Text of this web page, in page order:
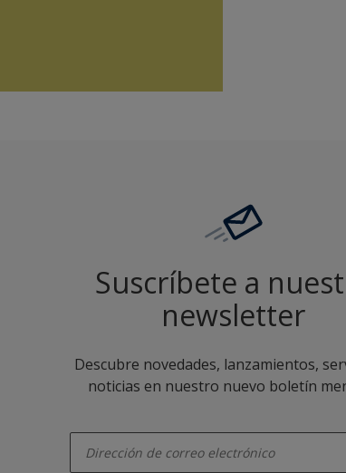
Suscríbete a
newsletter
Descubre novedades, lanzamientos,
noticias en nuestro nuevo boletín